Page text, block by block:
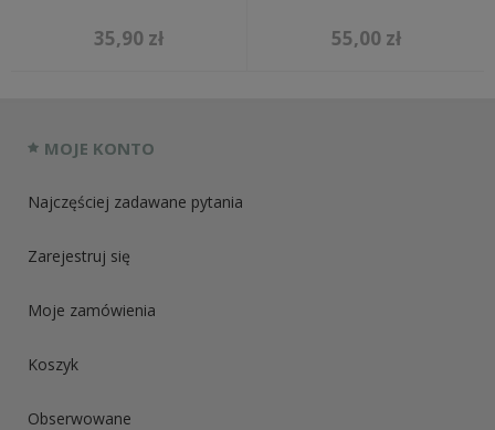
35,90 zł 55,00 zł
MOJE KONTO
Najczęściej zadawane pytania
Zarejestruj się
Moje zamówienia
Koszyk
Obserwowane